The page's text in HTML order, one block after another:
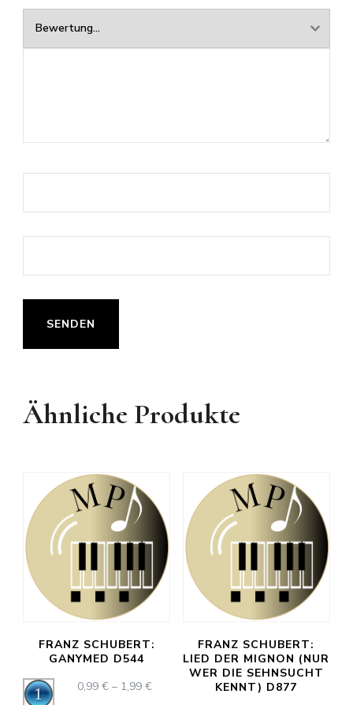
Ähnliche Produkte
FRANZ SCHUBERT:
GANYMED D544
Audio-
0,99 € – 1,99 €PREISSPANNE:
FRANZ SCHUBERT:
LIED DER MIGNON (NUR
WER DIE SEHNSUCHT
KENNT) D877